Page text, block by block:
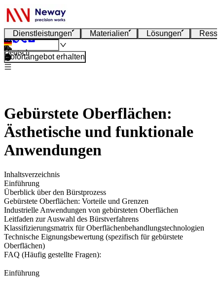
Dienstleistungen Materialien Lösungen
Deutsch
Sofortangebot erhalten
Gebürstete Oberflächen:
Ästhetische und funktionale
Anwendungen
Inhaltsverzeichnis
Einführung
Überblick über den Bürstprozess
Gebürstete Oberflächen: Vorteile und Grenzen
Industrielle Anwendungen von gebürsteten Oberflächen
Leitfaden zur Auswahl des Bürstverfahrens
Klassifizierungsmatrix für Oberflächenbehandlungstechnologien
Technische Eignungsbewertung (spezifisch für gebürstete
Oberflächen)
FAQ (Häufig gestellte Fragen):
Einführung